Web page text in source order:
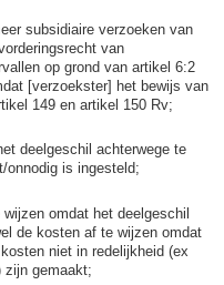
subsidiaire verzoeken van
van
op grond van artikel 6:2
[verzoekster] het bewijs van
149 en artikel 150 Rv;
deelgeschil achterwege te
onnodig is ingesteld;
omdat het deelgeschil
de kosten af te wijzen omdat
niet in redelijkheid (ex
zijn gemaakt;